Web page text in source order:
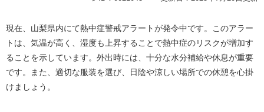
現在、山梨県内にて熱中症警戒アラートが発令中です。このアラー
トは、気温が高く、湿度も上昇することで熱中症のリスクが増加す
ることを示しています。外出時には、十分な水分補給や休息が重要
です。また、適切な服装を選び、日陰や涼しい場所での休憩を心掛
けましょう。